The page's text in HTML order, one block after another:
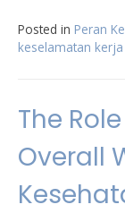
Posted in Peran
keselamatan
The
Overall